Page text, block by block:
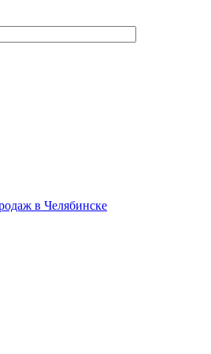
в Челябинске